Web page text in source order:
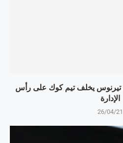
تيرنوس يخلف تيم كوك على رأس
الإدارة
26/04/21